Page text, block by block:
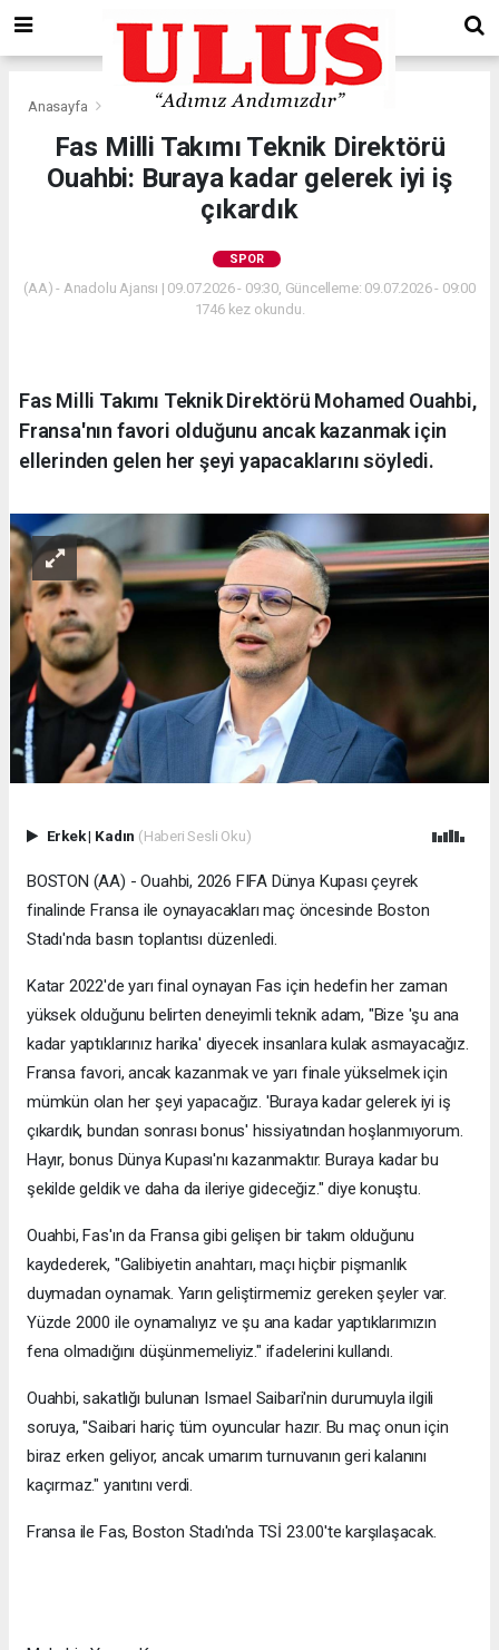
Anasayfa
Fas Milli Takımı Teknik Direktörü
Ouahbi: Buraya kadar gelerek iyi iş
çıkardık
SPOR
(AA) - Anadolu Ajansı | 09.07.2026 - 09:30, Güncelleme: 09.07.2026 - 09:00
1746 kez okundu.
Fas Milli Takımı Teknik Direktörü Mohamed Ouahbi,
Fransa'nın favori olduğunu ancak kazanmak için
ellerinden gelen her şeyi yapacaklarını söyledi.
Erkek| Kadın (Haberi Sesli Oku)
BOSTON (AA) - Ouahbi, 2026 FIFA Dünya Kupası çeyrek
finalinde Fransa ile oynayacakları maç öncesinde Boston
Stadı'nda basın toplantısı düzenledi.
Katar 2022'de yarı final oynayan Fas için hedefin her zaman
yüksek olduğunu belirten deneyimli teknik adam, "Bize 'şu ana
kadar yaptıklarınız harika' diyecek insanlara kulak asmayacağız.
Fransa favori, ancak kazanmak ve yarı finale yükselmek için
mümkün olan her şeyi yapacağız. 'Buraya kadar gelerek iyi iş
çıkardık, bundan sonrası bonus' hissiyatından hoşlanmıyorum.
Hayır, bonus Dünya Kupası'nı kazanmaktır. Buraya kadar bu
şekilde geldik ve daha da ileriye gideceğiz." diye konuştu.
Ouahbi, Fas'ın da Fransa gibi gelişen bir takım olduğunu
kaydederek, "Galibiyetin anahtarı, maçı hiçbir pişmanlık
duymadan oynamak. Yarın geliştirmemiz gereken şeyler var.
Yüzde 2000 ile oynamalıyız ve şu ana kadar yaptıklarımızın
fena olmadığını düşünmemeliyiz." ifadelerini kullandı.
Ouahbi, sakatlığı bulunan Ismael Saibari'nin durumuyla ilgili
soruya, "Saibari hariç tüm oyuncular hazır. Bu maç onun için
biraz erken geliyor, ancak umarım turnuvanın geri kalanını
kaçırmaz." yanıtını verdi.
Fransa ile Fas, Boston Stadı'nda TSİ 23.00'te karşılaşacak.